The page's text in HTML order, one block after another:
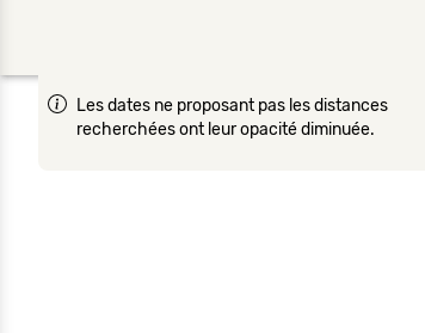
Les dates ne proposant pas les distances
recherchées ont leur opacité diminuée.